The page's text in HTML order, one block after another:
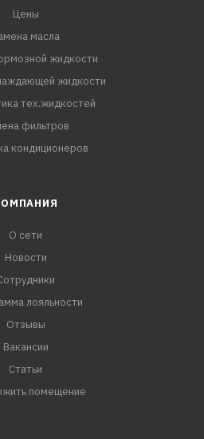
Цены
масла
жидкости
жидкости
тех.жидкостей
фильтров
кондиционеров
О сети
Новости
лояльности
Отзывы
Вакансии
Статьи
помещение